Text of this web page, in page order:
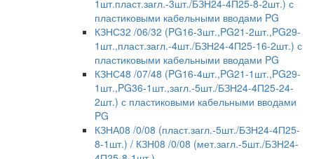
1шт.пласт.загл.-3шт./БЗН24-4П25-8-2шт.) с
пластиковыми кабельными вводами PG
КЗНС32 /06/32 (PG16-3шт.,PG21-2шт.,PG29-
1шт.,пласт.загл.-4шт./БЗН24-4П25-16-2шт.) с
пластиковыми кабельными вводами PG
КЗНС48 /07/48 (PG16-4шт.,PG21-1шт.,PG29-
1шт.,PG36-1шт.,загл.-5шт./БЗН24-4П25-24-
2шт.) с пластиковыми кабельными вводами
PG
КЗНА08 /0/08 (пласт.загл.-5шт./БЗН24-4П25-
8-1шт.) / КЗН08 /0/08 (мет.загл.-5шт./БЗН24-